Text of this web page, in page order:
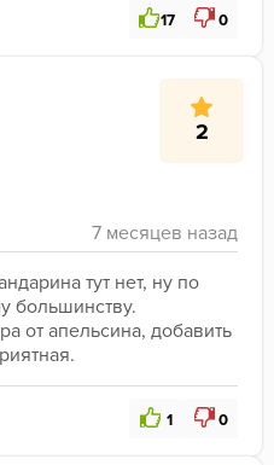
17 0
2
тут нет, ну по
большинству.
от апельсина, добавить
1 0